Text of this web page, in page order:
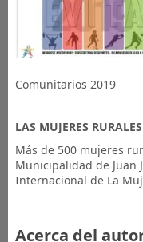
Comunitarios 2019
LAS MUJERES
Más de 500 mujeres
Municipalidad de Juan
Internacional de La
Acerca del